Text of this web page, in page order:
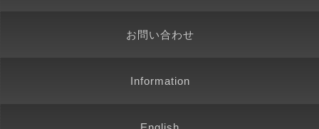
お問い合わせ
Information